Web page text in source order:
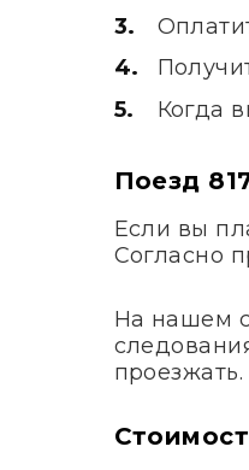
Когда
Поезд
Если вы
Согласно
На нашем
проезжать.